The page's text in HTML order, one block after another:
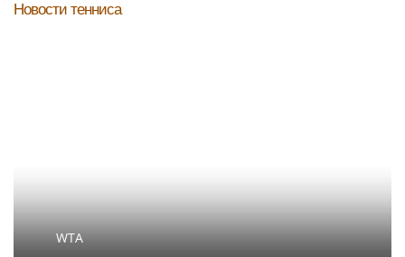
дочери
Новости тенниса
WTA